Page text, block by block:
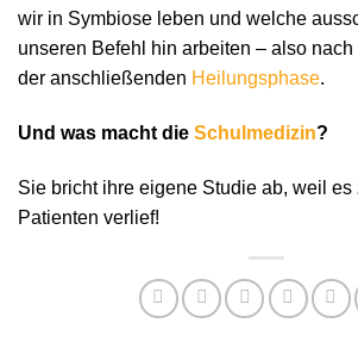
wir in Symbiose leben und welche
unseren Befehl hin arbeiten – also
der anschließenden Heilungsphase.
Und was macht die Schulmedizin?
Sie bricht ihre eigene Studie ab, weil es
Patienten verlief!